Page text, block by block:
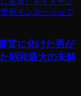
官に化けた男が
昭和最大の未解